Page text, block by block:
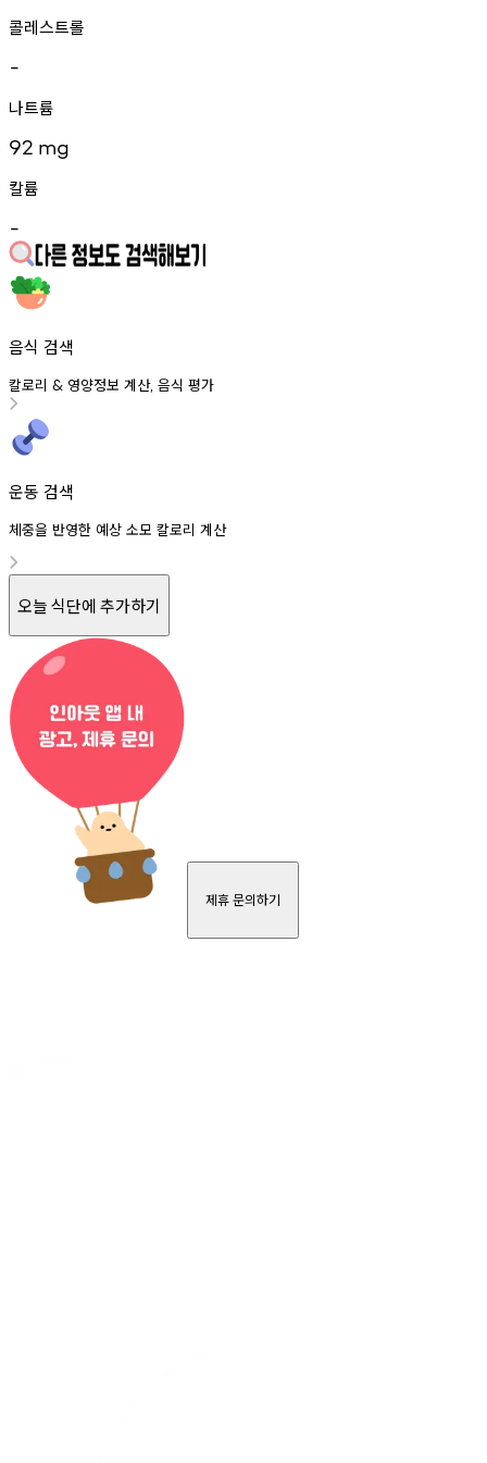
콜레스트롤
-
나트륨
92 mg
칼륨
-
음식 검색
칼로리 & 영양정보 계산, 음식 평가
운동 검색
체중을 반영한 예상 소모 칼로리 계산
오늘 식단에 추가하기
제휴 문의하기